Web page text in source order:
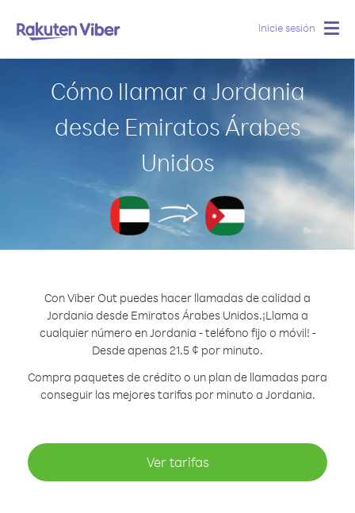
Inicie sesión
Cómo llamar a Jordania
desde Emiratos Árabes
Unidos
Con Viber Out puedes hacer llamadas de calidad a
Jordania desde Emiratos Árabes Unidos.¡Llama a
cualquier número en Jordania - teléfono fijo o móvil! -
Desde apenas 21.5 ¢ por minuto.
Compra paquetes de crédito o un plan de llamadas para
conseguir las mejores tarifas por minuto a Jordania.
Ver tarifas